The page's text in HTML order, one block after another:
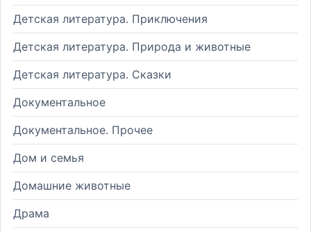
Детская литература. Приключения
Детская литература. Природа и животные
Детская литература. Сказки
Документальное
Документальное. Прочее
Дом и семья
Домашние животные
Драма